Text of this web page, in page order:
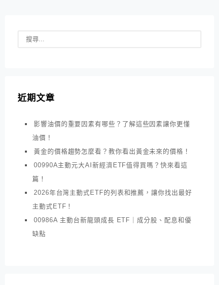
近期文章
影響油價的重要因素有哪些？了解這些因素讓你更懂
油價！
黃金的價格趨勢怎麼看？教你看出黃金未來的價格！
00990A主動元大AI新經濟ETF值得買嗎？快來看這
篇！
2026年台灣主動式ETF的列表和推薦，讓你找出最好
主動式ETF！
00986A 主動台新龍頭成長 ETF｜成分股、配息和優
缺點